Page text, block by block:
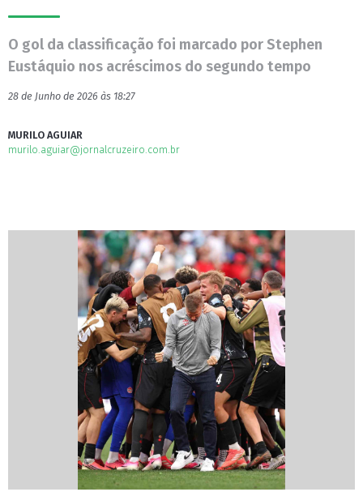
O gol da classificação foi marcado por Stephen
Eustáquio nos acréscimos do segundo tempo
28 de Junho de 2026 às 18:27
MURILO AGUIAR
murilo.aguiar@jornalcruzeiro.com.br